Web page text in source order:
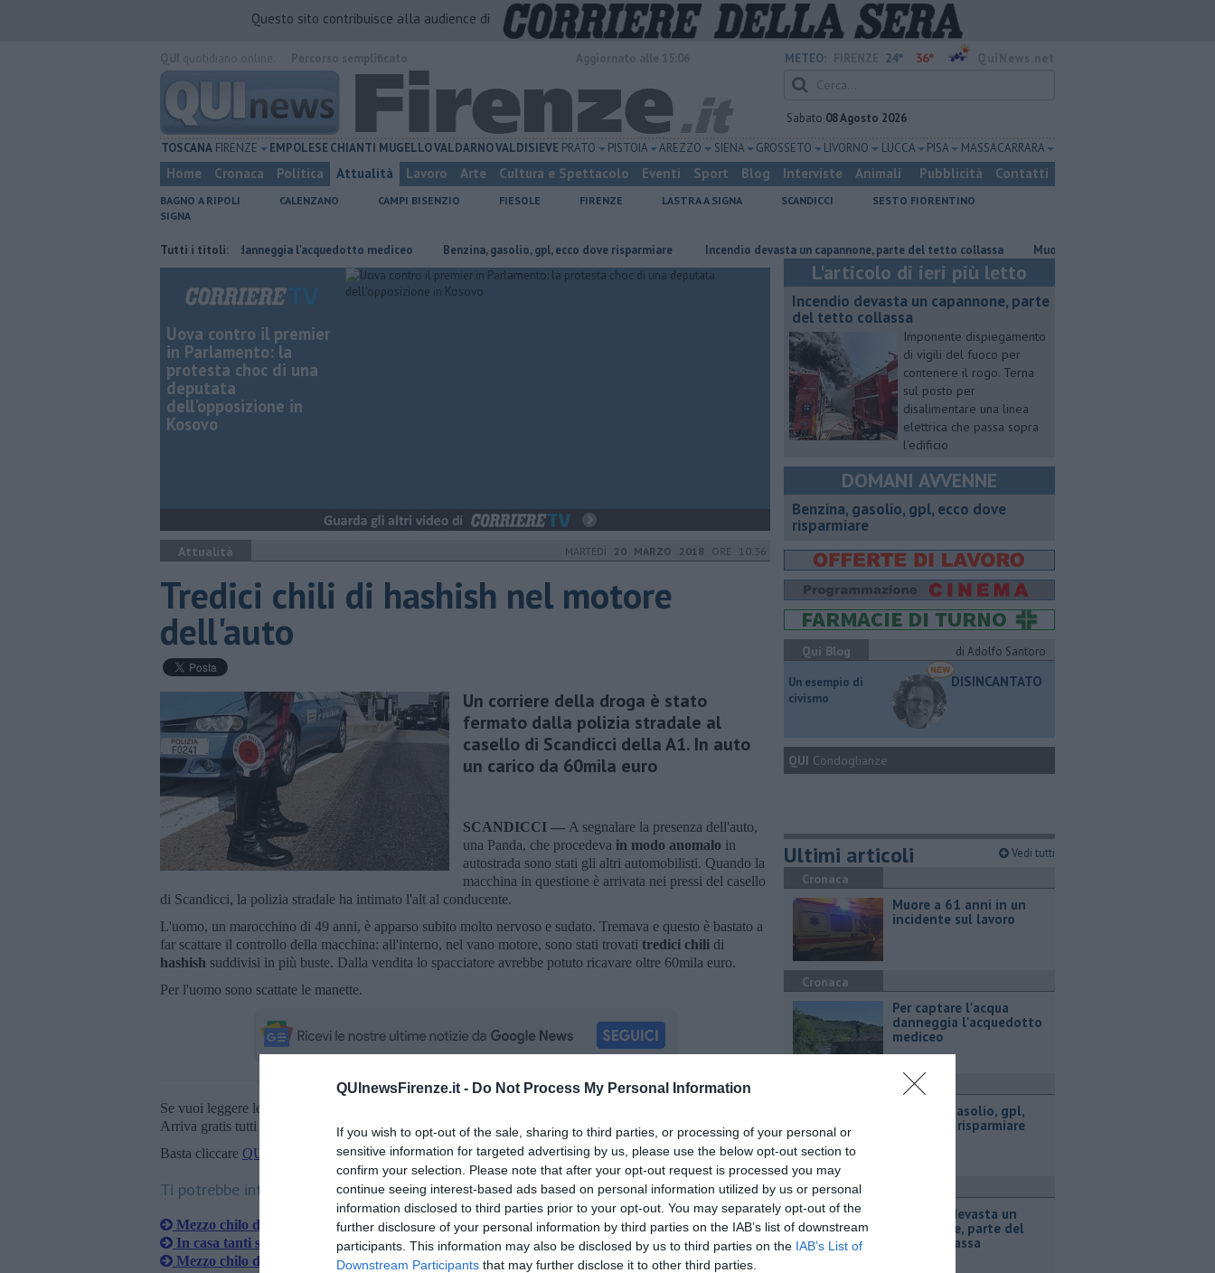
QUInewsFirenze.it - Do Not Process My Personal Information
If you wish to opt-out of the sale, sharing to third parties, or processing of your personal or
sensitive information for targeted advertising by us, please use the below opt-out section to
confirm your selection. Please note that after your opt-out request is processed you may
continue seeing interest-based ads based on personal information utilized by us or personal
information disclosed to third parties prior to your opt-out. You may separately opt-out of the
further disclosure of your personal information by third parties on the IAB’s list of downstream
participants. This information may also be disclosed by us to third parties on the IAB’s List of
Downstream Participants that may further disclose it to other third parties.
Questo sito contribuisce alla audience di
METEO: 24° 36°
Sabato 08 Agosto 2026
TOSCANA FIRENZE EMPOLESECHIANTI MUGELLOVALDARNOVALDISIEVE PRATO PISTOIA AREZZO SIENA GROSSETO LIVORNO LUCCA PISA MASSA CARRARA
Home Cronaca Politica Attualità Lavoro Arte Cultura e Spettacolo Eventi Sport Blog Interviste Animali Pubblicità Contatti
BAGNO A RIPOLI CALENZANO CAMPI BISENZIO FIESOLE FIRENZE LASTRA A SIGNA SCANDICCI
SESTO FIORENTINO
SIGNA
Tutti i titoli:
Per captare l'acqua danneggia l'acquedotto mediceo ​Benzina, gasolio, gpl, ecco dove risparmiare Incendio devasta un capannone, parte del tetto collassa Muore a 61 anni in un incidente sul lavoro
Uova contro il premier
in Parlamento: la
protesta choc di una
deputata
dell'opposizione in
Kosovo
Attualità MARTEDÌ 20 MARZO 2018 ORE 10:36
Tredici chili di hashish nel motore
dell'auto
Un corriere della droga è stato
fermato dalla polizia stradale al
casello di Scandicci della A1. In auto
un carico da 60mila euro
SCANDICCI — A segnalare la presenza dell'auto,
una Panda, che procedeva in modo anomalo in
autostrada sono stati gli altri automobilisti. Quando la
macchina in questione è arrivata nei pressi del casello
di Scandicci, la polizia stradale ha intimato l'alt al conducente.
L'uomo, un marocchino di 49 anni, è apparso subito molto nervoso e sudato. Tremava e questo è bastato a
far scattare il controllo della macchina: all'interno, nel vano motore, sono stati trovati tredici chili di
hashish suddivisi in più buste. Dalla vendita lo spacciatore avrebbe potuto ricavare oltre 60mila euro.
Per l'uomo sono scattate le manette.
Se vuoi leggere le notizie principali della Toscana iscriviti alla
Arriva gratis tutti i giorni alle 20:00 direttamente nella tua casella di posta.
Basta cliccare QUI
Ti potrebbe interessare anche:
Mezzo chilo di coca nel frigo della ditta
In casa tanti soldi e un laboratorio per la droga
Mezzo chilo di coca nel frigo della ditta
L'articolo di ieri più letto
Incendio devasta un capannone, parte
del tetto collassa
Imponente dispiegamento
di vigili del fuoco per
contenere il rogo. Terna
sul posto per
disalimentare una linea
elettrica che passa sopra
l’edificio
DOMANI AVVENNE
​Benzina, gasolio, gpl, ecco dove
risparmiare
Qui Blog
di Adolfo Santoro
​Un esempio di
civismo
DISINCANTATO
QUI Condoglianze
Ultimi articoli Vedi tutti
Cronaca
Muore a 61 anni in un
incidente sul lavoro
Cronaca
Per captare l'acqua
danneggia l'acquedotto
mediceo
​Benzina, gasolio, gpl,
ecco dove risparmiare
Cronaca
Incendio devasta un
capannone, parte del
tetto collassa